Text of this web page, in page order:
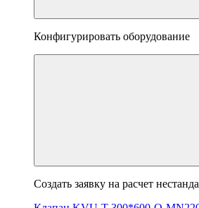
Конфигурировать оборудование
Создать заявку на расчет